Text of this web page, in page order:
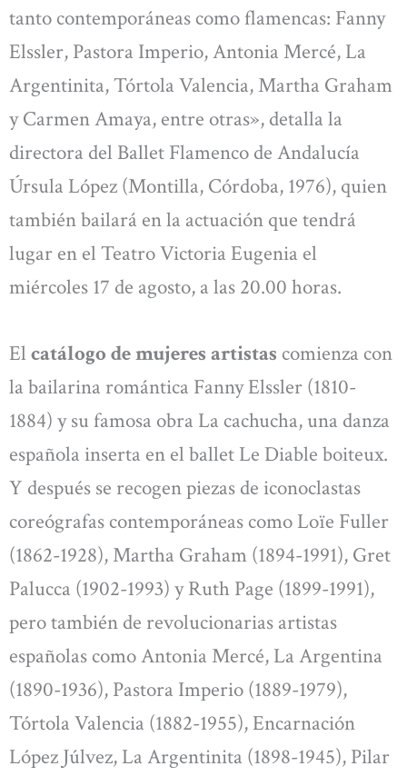
tanto contemporáneas como flamencas: Fanny
Elssler, Pastora Imperio, Antonia Mercé, La
Argentinita, Tórtola Valencia, Martha Graham
y Carmen Amaya, entre otras», detalla la
directora del Ballet Flamenco de Andalucía
Úrsula López (Montilla, Córdoba, 1976), quien
también bailará en la actuación que tendrá
lugar en el Teatro Victoria Eugenia el
miércoles 17 de agosto, a las 20.00 horas.
El catálogo de mujeres artistas comienza con
la bailarina romántica Fanny Elssler (1810-
1884) y su famosa obra La cachucha, una danza
española inserta en el ballet Le Diable boiteux.
Y después se recogen piezas de iconoclastas
coreógrafas contemporáneas como Loïe Fuller
(1862-1928), Martha Graham (1894-1991), Gret
Palucca (1902-1993) y Ruth Page (1899-1991),
pero también de revolucionarias artistas
españolas como Antonia Mercé, La Argentina
(1890-1936), Pastora Imperio (1889-1979),
Tórtola Valencia (1882-1955), Encarnación
López Júlvez, La Argentinita (1898-1945), Pilar